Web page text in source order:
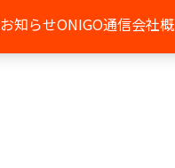
お知らせONIGO通信会社